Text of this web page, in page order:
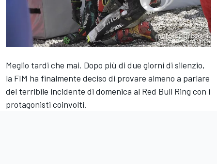
Meglio tardi che mai. Dopo più di due giorni di silenzio,
la FIM ha finalmente deciso di provare almeno a parlare
del terribile incidente di domenica al Red Bull Ring con i
protagonisti coinvolti.